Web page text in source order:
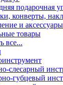
подарочная
конверты,
и
товары
все...
слесарный
губцевый